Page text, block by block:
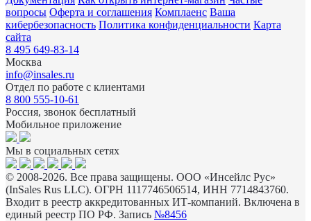
вопросы Оферта и соглашения Комплаенс Ваша
кибербезопасность Политика конфиденциальности Карта
сайта
8 495 649-83-14
Москва
info@insales.ru
Отдел по работе с клиентами
8 800 555-10-61
Россия, звонок бесплатный
Мобильное приложение
Мы в социальных сетях
© 2008-2026. Все права защищены. ООО «Инсейлс Рус»
(InSales Rus LLC). ОГРН 1117746506514, ИНН 7714843760.
Входит в реестр аккредитованных ИТ-компаний. Включена в
единый реестр ПО РФ. Запись №8456